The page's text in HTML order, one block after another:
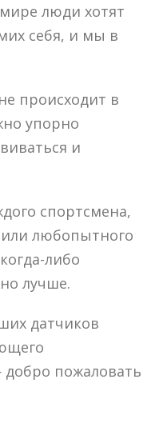
люди хотят
себя, и мы в
происходит в
упорно
и
спортсмена,
или любопытного
либо
лучше.
датчиков
пожаловать